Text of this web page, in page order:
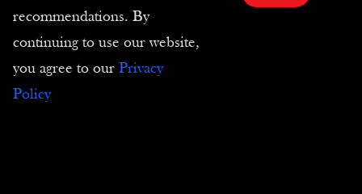
Privacy
recommendations. By
continuing to use our website,
you agree to our Privacy
Policy